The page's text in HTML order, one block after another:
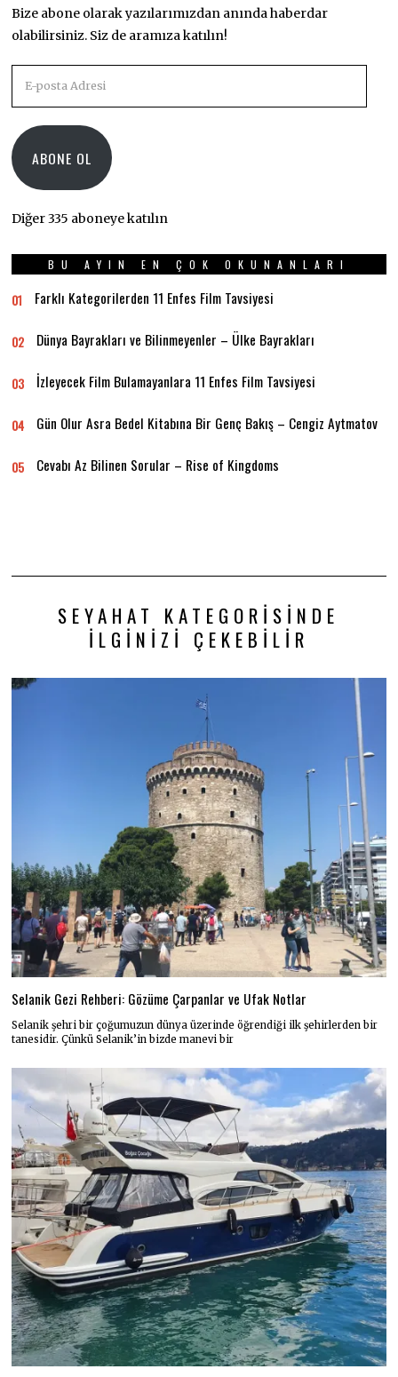
Bize abone olarak yazılarımızdan anında haberdar
olabilirsiniz. Siz de aramıza katılın!
posta
ABONE OL
Diğer 335 aboneye katılın
BU AYIN EN ÇOK OKUNANLARI
01 Farklı Kategorilerden 11 Enfes Film Tavsiyesi
02 Dünya Bayrakları ve Bilinmeyenler – Ülke Bayrakları
03 İzleyecek Film Bulamayanlara 11 Enfes Film Tavsiyesi
04 Gün Olur Asra Bedel Kitabına Bir Genç Bakış – Cengiz Aytmatov
05 Cevabı Az Bilinen Sorular – Rise of Kingdoms
SEYAHAT KATEGORISINDE
İLGINIZI ÇEKEBILIR
Selanik Gezi Rehberi: Gözüme Çarpanlar ve Ufak Notlar
Selanik şehri bir çoğumuzun dünya üzerinde öğrendiği ilk şehirlerden bir
tanesidir. Çünkü Selanik’in bizde manevi bir